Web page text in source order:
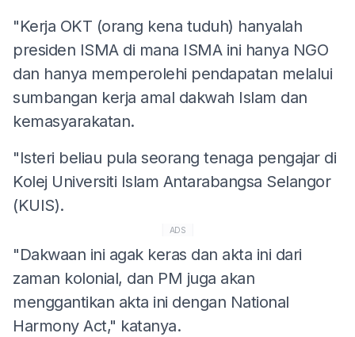
"Kerja OKT (orang kena tuduh) hanyalah
presiden ISMA di mana ISMA ini hanya NGO
dan hanya memperolehi pendapatan melalui
sumbangan kerja amal dakwah Islam dan
kemasyarakatan.
"Isteri beliau pula seorang tenaga pengajar di
Kolej Universiti Islam Antarabangsa Selangor
(KUIS).
ADS
"Dakwaan ini agak keras dan akta ini dari
zaman kolonial, dan PM juga akan
menggantikan akta ini dengan National
Harmony Act," katanya.